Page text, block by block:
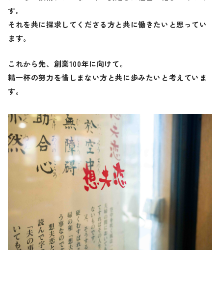
す。
それを共に探求してくださる方と共に働きたいと思ってい
ます。
これから先、創業100年に向けて。
精一杯の努力を惜しまない方と共に歩みたいと考えていま
す。